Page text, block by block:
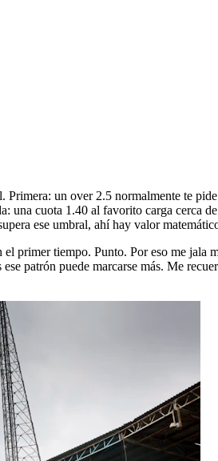
Primera: un over 2.5 normalmente te
una cuota 1.40 al favorito carga
ese umbral, ahí hay valor
primer tiempo. Punto. Por eso me jala
patrón puede marcarse más. Me